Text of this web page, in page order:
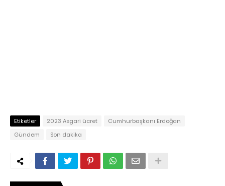
Etiketler 2023 Asgari ücret
Cumhurbaşkanı Erdoğan
Gündem
Son dakika